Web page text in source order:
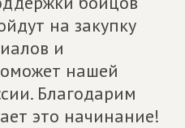
на закупку
и
нашей
Благодарим
это начинание!